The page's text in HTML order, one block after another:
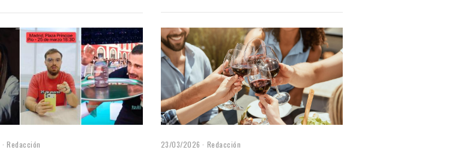
Redacción 23/03/2026 Redacción